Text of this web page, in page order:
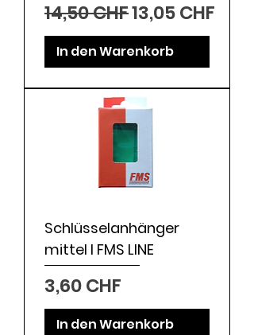
Standardpreis
14,50 CHFSale-Preis
13,05 CHF
In den Warenkorb
Schlüsselanhänger
mittel I FMS LINE
Preis
3,60 CHF
In den Warenkorb